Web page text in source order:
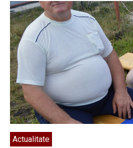
i-
a
pus
piedica
Peștereanu!
Actualitate